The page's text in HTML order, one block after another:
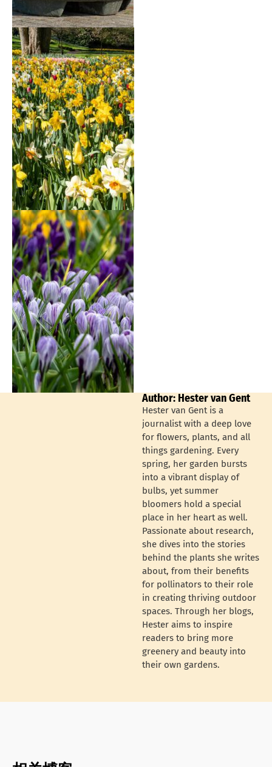
Author: Hester van Gent
Hester van Gent is a
journalist with a deep love
for flowers, plants, and all
things gardening. Every
spring, her garden bursts
into a vibrant display of
bulbs, yet summer
bloomers hold a special
place in her heart as well.
Passionate about research,
she dives into the stories
behind the plants she writes
about, from their benefits
for pollinators to their role
in creating thriving outdoor
spaces. Through her blogs,
Hester aims to inspire
readers to bring more
greenery and beauty into
their own gardens.